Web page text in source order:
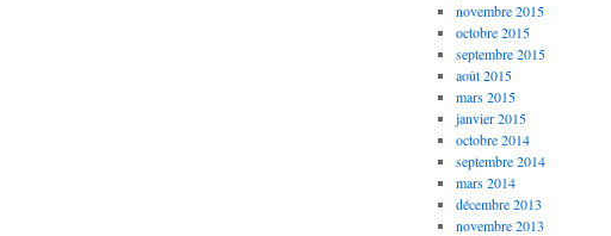
novembre 2015
octobre 2015
septembre 2015
août 2015
mars 2015
janvier 2015
octobre 2014
septembre 2014
mars 2014
décembre 2013
novembre 2013